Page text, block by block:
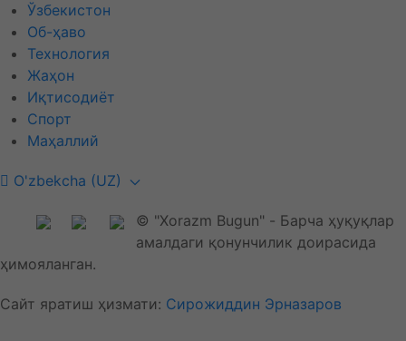
Ўзбекистон
Об-ҳаво
Технология
Жаҳон
Иқтисодиёт
Спорт
Маҳаллий
O'zbekcha (UZ)
© "Xorazm Bugun" - Барча ҳуқуқлар
амалдаги қонунчилик доирасида
ҳимояланган.
Сайт яратиш ҳизмати: Сирожиддин Эрназаров